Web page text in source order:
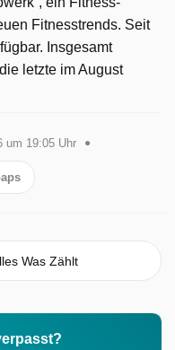
Fitnesstrends. Seit
Insgesamt
letzte im August
um 19:05 Uhr
Was Zählt